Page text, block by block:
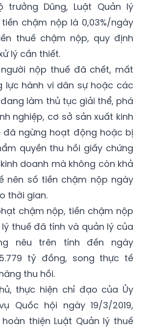
trưởng Dũng, Luật Quản lý
chậm nộp là 0,03%/ngày
thuế chậm nộp, quy định
lý cần thiết.
người nộp thuế đã chết, mất
lực hành vi dân sự hoặc các
làm thủ tục giải thể, phá
nghiệp, cơ sở sản xuất kinh
đã ngừng hoạt động hoặc bị
quyền thu hồi giấy chứng
doanh mà không còn khả
nên số tiền chậm nộp ngày
thời gian.
chậm nộp, tiền chậm nộp
thuế đã tính và quản lý của
nêu trên tính đến ngày
tỷ đồng, song thực tế
thu hồi.
thực hiện chỉ đạo của Ủy
Quốc hội ngày 19/3/2019,
thiện Luật Quản lý thuế